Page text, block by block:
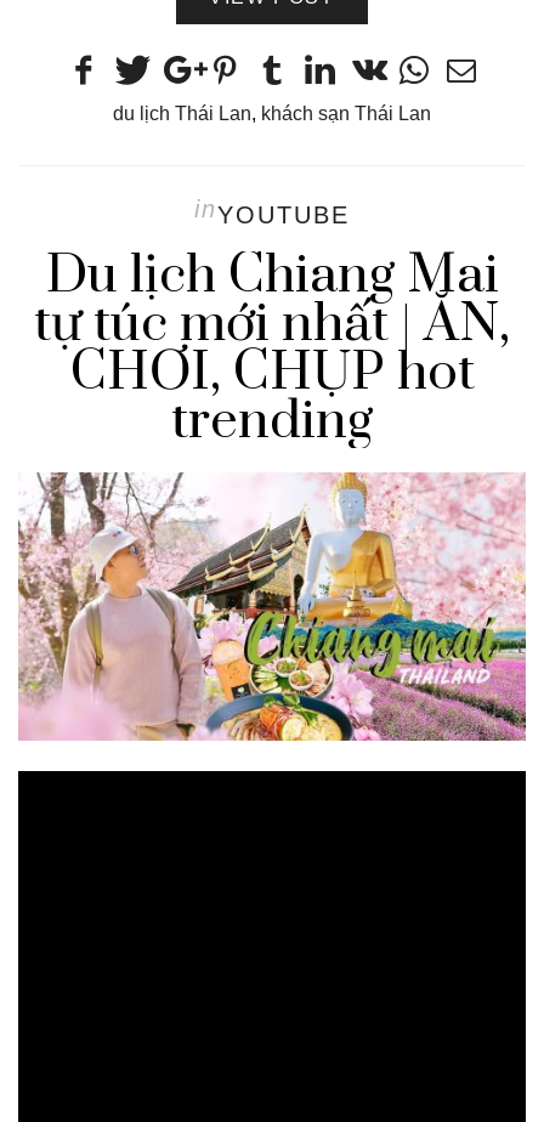
du lịch Thái Lan, khách sạn Thái Lan
inYOUTUBE
Du lịch Chiang Mai
tự túc mới nhất | ĂN,
CHƠI, CHỤP hot
trending